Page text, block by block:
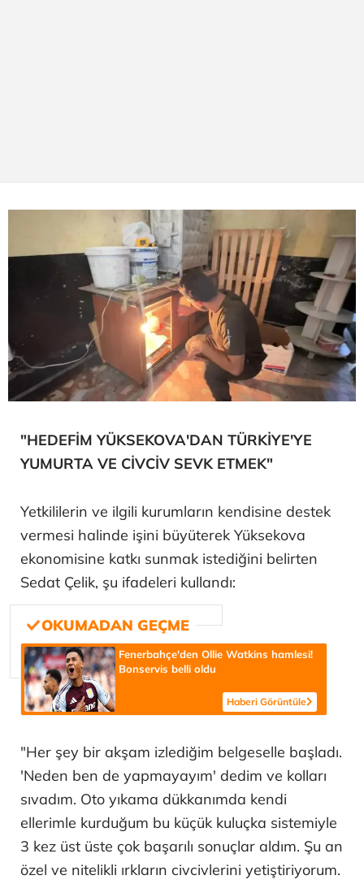
"HEDEFİM YÜKSEKOVA'DAN TÜRKİYE'YE
YUMURTA VE CİVCİV SEVK ETMEK"
Yetkililerin ve ilgili kurumların kendisine destek
vermesi halinde işini büyüterek Yüksekova
ekonomisine katkı sunmak istediğini belirten
Sedat Çelik, şu ifadeleri kullandı:
Fenerbahçe'den Ollie Watkins hamlesi!
Bonservis belli oldu
Haberi Görüntüle
"Her şey bir akşam izlediğim belgeselle başladı.
'Neden ben de yapmayayım' dedim ve kolları
sıvadım. Oto yıkama dükkanımda kendi
ellerimle kurduğum bu küçük kuluçka sistemiyle
3 kez üst üste çok başarılı sonuçlar aldım. Şu an
özel ve nitelikli ırkların civcivlerini yetiştiriyorum.